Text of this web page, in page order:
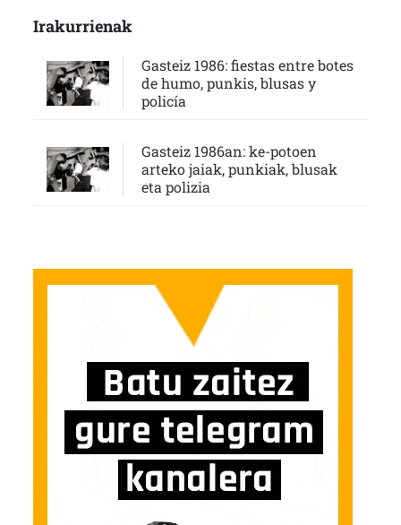
Irakurrienak
Gasteiz 1986: fiestas entre botes
de humo, punkis, blusas y
policía
Gasteiz 1986an: ke-potoen
arteko jaiak, punkiak, blusak
eta polizia